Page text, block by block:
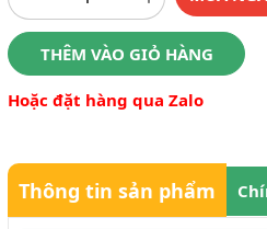
THÊM VÀO GIỎ HÀNG
Hoặc đặt hàng qua Zalo
Thông tin sản phẩm